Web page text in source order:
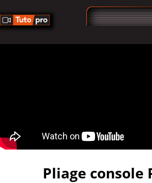
Pliage console